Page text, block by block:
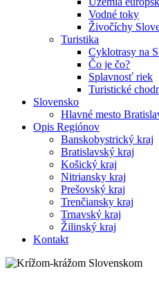
Vodné toky
Živočíchy
Turistika
Cyklotrasy na
Čo je čo?
Splavnosť riek
Turistické
Slovensko
Hlavné mesto
Opis Regiónov
Banskobystrický kraj
Bratislavský kraj
Košický kraj
Nitriansky kraj
Prešovský kraj
Trenčiansky kraj
Trnavský kraj
Žilinský kraj
Kontakt